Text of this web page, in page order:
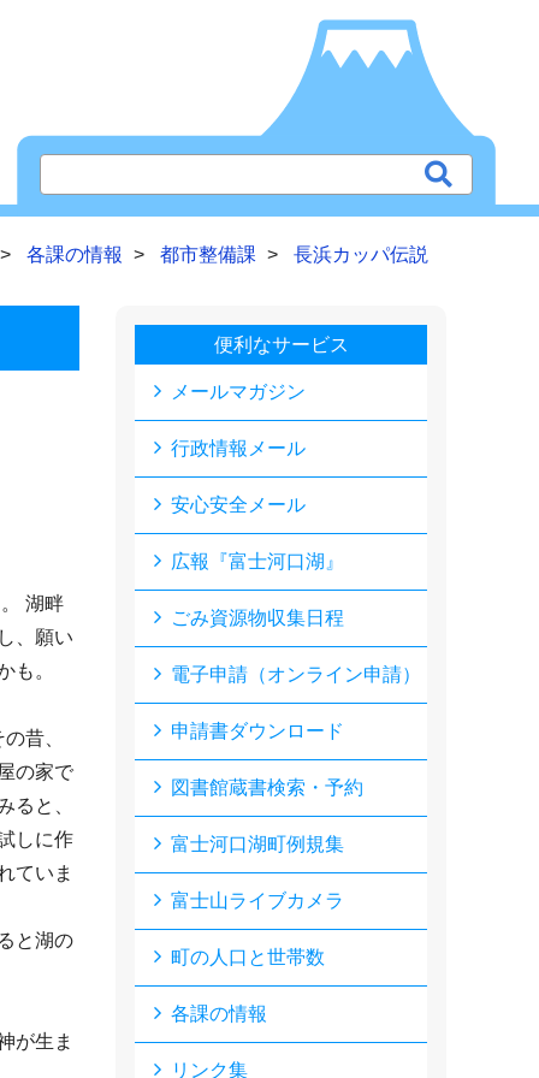
各課の情報 都市整備課 長浜カッパ伝説
湖畔
、願い
も。
昔、
の家で
ると、
しに作
ていま
と湖の
が生ま
便利なサービス
メールマガジン
行政情報メール
安心安全メール
広報『富士河口湖』
ごみ資源物収集日程
電子申請（オンライン申請）
申請書ダウンロード
図書館蔵書検索・予約
富士河口湖町例規集
富士山ライブカメラ
町の人口と世帯数
各課の情報
リンク集